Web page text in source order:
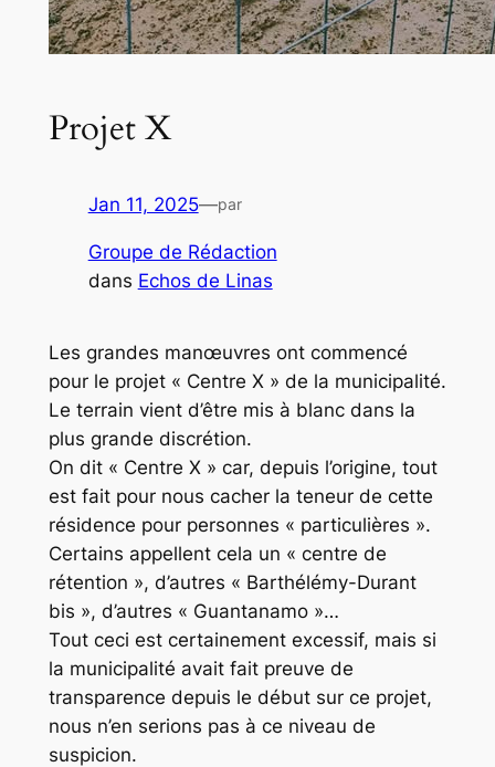
Projet X
Jan 11, 2025—par
Groupe de Rédaction
dans Echos de Linas
Les grandes manœuvres ont commencé
pour le projet « Centre X » de la municipalité.
Le terrain vient d’être mis à blanc dans la
plus grande discrétion.
On dit « Centre X » car, depuis l’origine, tout
est fait pour nous cacher la teneur de cette
résidence pour personnes « particulières ».
Certains appellent cela un « centre de
rétention », d’autres « Barthélémy-Durant
bis », d’autres « Guantanamo »…
Tout ceci est certainement excessif, mais si
la municipalité avait fait preuve de
transparence depuis le début sur ce projet,
nous n’en serions pas à ce niveau de
suspicion.